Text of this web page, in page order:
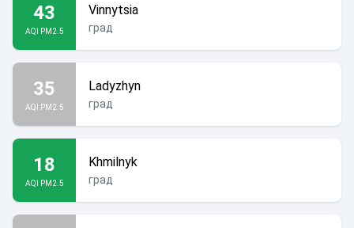
43
AQI PM2.5
Vinnytsia
град
35
AQI PM2.5
Ladyzhyn
град
18
AQI PM2.5
Khmilnyk
град